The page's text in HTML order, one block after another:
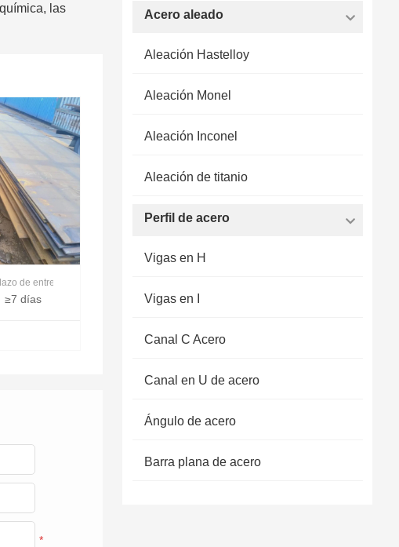
las
de entrega
≥7 días
*
Acero aleado
Aleación Hastelloy
Aleación Monel
Aleación Inconel
Aleación de titanio
Perfil de acero
Vigas en H
Vigas en I
Canal C Acero
Canal en U de acero
Ángulo de acero
Barra plana de acero